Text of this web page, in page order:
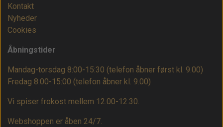
Kontakt
Nyheder
Cookies
Åbningstider
Mandag-torsdag 8:00-15:30 (telefon åbner først kl. 9.00)
Fredag 8:00-15:00 (telefon åbner kl. 9.00)
Vi spiser frokost mellem 12.00-12.30.
Webshoppen er åben 24/7.